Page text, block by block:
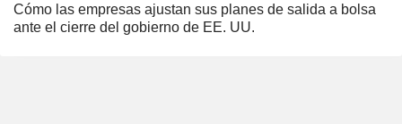
Cómo las empresas ajustan sus planes de salida a bolsa
ante el cierre del gobierno de EE. UU.